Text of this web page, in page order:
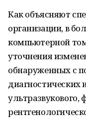
Как объясняют
организации, в
компьютерной
уточнения
обнаруженных с
диагностических
ультразвукового,